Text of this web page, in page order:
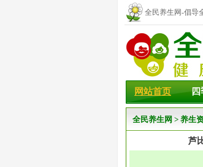
全民养生网-倡导
幸福！
网站首页 四
全民养生网 > 养生
芦